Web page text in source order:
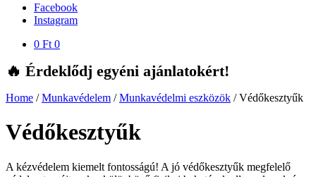
Facebook
Instagram
0 Ft 0
🔥 Érdeklődj egyéni ajánlatokért!
Home /Munkavédelem /Munkavédelmi eszközök /Védőkesztyűk
Védőkesztyűk
A kézvédelem kiemelt fontosságú! A jó védőkesztyűk megfelelő